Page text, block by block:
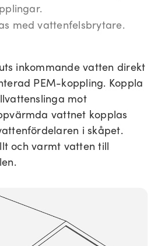
med vattenfelsbrytare.
inkommande vatten direkt
PEM-koppling. Koppla
mot
vattnet kopplas
i skåpet.
och varmt vatten till